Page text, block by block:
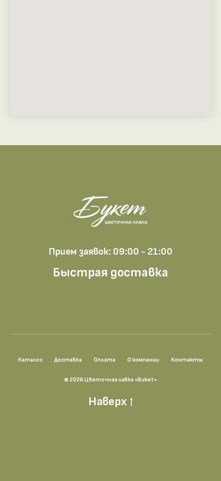
Прием заявок: 09:00 - 21:00
Быстрая доставка
Каталог Доставка Оплата О компании Контакты
© 2026 Цветочная лавка «Buket»
Наверх